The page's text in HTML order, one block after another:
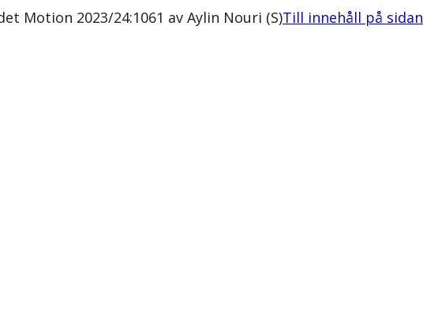
Motion 2023/24:1061 av Aylin Nouri (S)Till innehåll på sidan